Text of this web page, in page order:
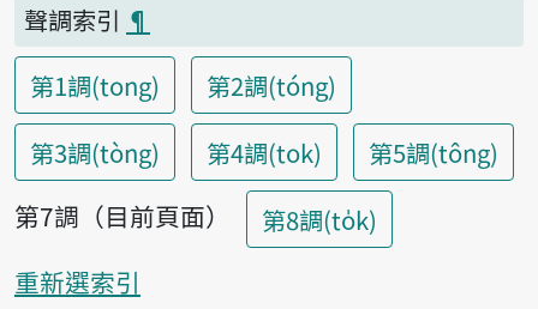
聲調索引 ¶
第1調(tong)
第2調(tóng)
第3調(tòng)
第4調(tok)
第5調(tông)
第7調（目前頁面）
第8調(to̍k)
重新選索引